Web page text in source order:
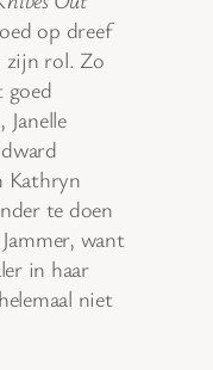
op dreef
zijn rol. Zo
goed
Kathryn
te doen
want
in haar
niet